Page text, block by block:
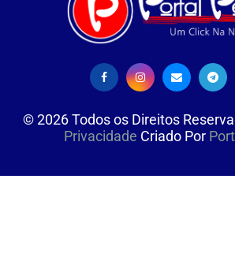
©2026Todos os Direitos
Privacidade Criado Por